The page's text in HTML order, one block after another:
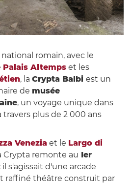
romain, avec le
Palais Altempset les
, la Crypta Balbi est un
de musée
, un voyage unique dans
travers plus de 2 000 ans
Veneziaet le Largo di
Crypta remonte au Ier
: il s'agissait d'une arcade
raffiné théâtre construit par